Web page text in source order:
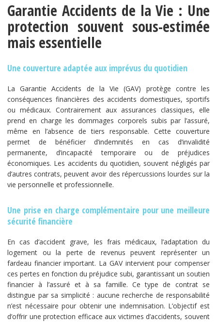
Garantie Accidents de la Vie : Une
protection souvent sous-estimée
mais essentielle
Une couverture adaptée aux imprévus du quotidien
La Garantie Accidents de la Vie (GAV) protège contre les
conséquences financières des accidents domestiques, sportifs
ou médicaux. Contrairement aux assurances classiques, elle
prend en charge les dommages corporels subis par l’assuré,
même en l’absence de tiers responsable. Cette couverture
permet de bénéficier d’indemnités en cas d’invalidité
permanente, d’incapacité temporaire ou de préjudices
économiques. Les accidents du quotidien, souvent négligés par
d’autres contrats, peuvent avoir des répercussions lourdes sur la
vie personnelle et professionnelle.
Une prise en charge complémentaire pour une meilleure
sécurité financière
En cas d’accident grave, les frais médicaux, l’adaptation du
logement ou la perte de revenus peuvent représenter un
fardeau financier important. La GAV intervient pour compenser
ces pertes en fonction du préjudice subi, garantissant un soutien
financier à l’assuré et à sa famille. Ce type de contrat se
distingue par sa simplicité : aucune recherche de responsabilité
n’est nécessaire pour obtenir une indemnisation. L’objectif est
d’offrir une protection efficace aux victimes d’accidents, souvent